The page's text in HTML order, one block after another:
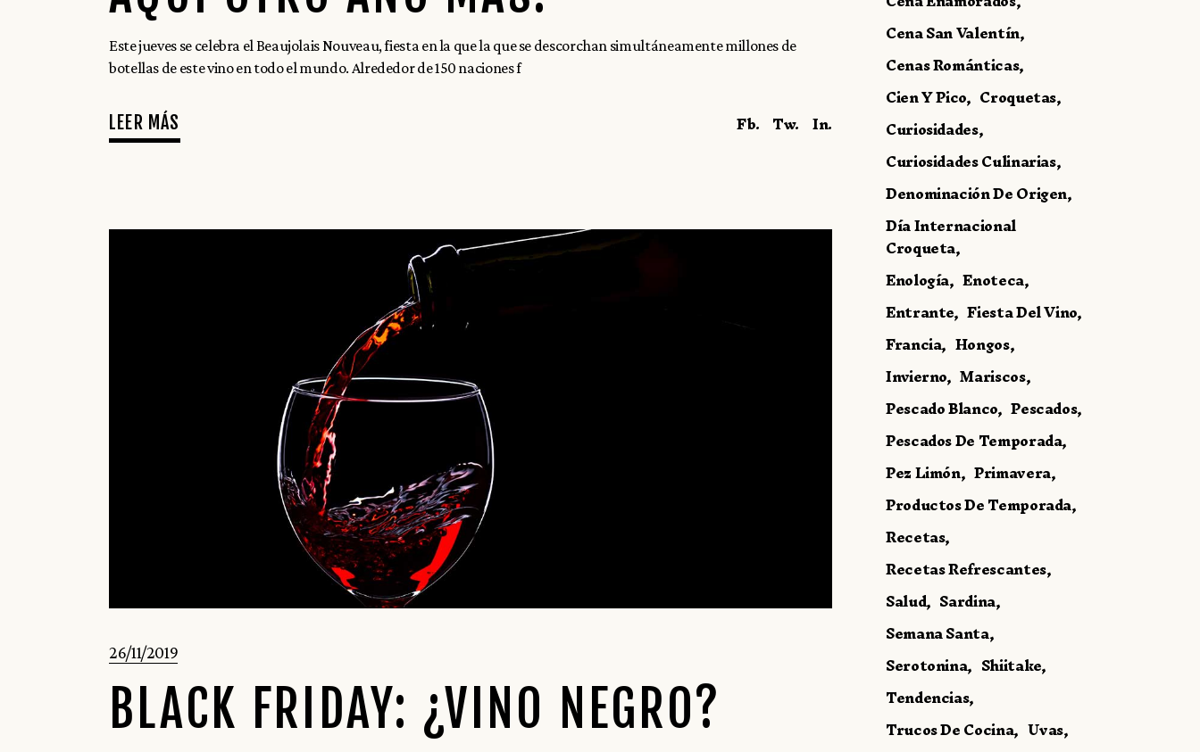
Este jueves se celebra el Beaujolais Nouveau, fiesta en la que la que se descorchan simultáneamente millones de
botellas de este vino en todo el mundo. Alrededor de 150 naciones f
LEER MÁS Fb. Tw. In.
26/11/2019
BLACK FRIDAY: ¿VINO NEGRO?
Cena San Valentín
Cenas Románticas
Cien Y Pico Croquetas
Curiosidades
Curiosidades Culinarias
Denominación De Origen
Día Internacional
Croqueta
Enología Enoteca
Entrante Fiesta Del Vino
Francia Hongos
Invierno Mariscos
Pescado Blanco Pescados
Pescados De Temporada
Pez Limón Primavera
Productos De Temporada
Recetas
Recetas Refrescantes
Salud Sardina
Semana Santa
Serotonina Shiitake
Tendencias
Trucos De Cocina Uvas